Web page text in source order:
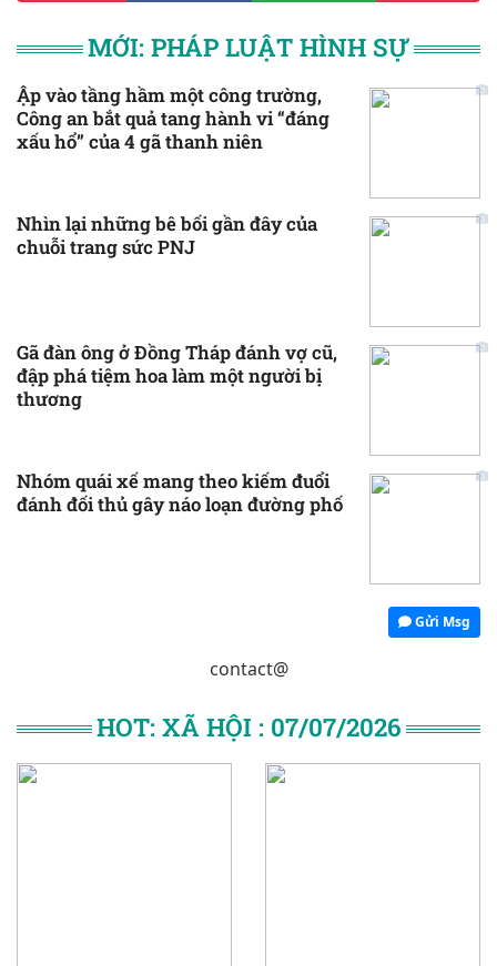
MỚI: PHÁP LUẬT HÌNH SỰ
Ập vào tầng hầm một công trường,
Công an bắt quả tang hành vi “đáng
xấu hổ” của 4 gã thanh niên
Nhìn lại những bê bối gần đây của
chuỗi trang sức PNJ
Gã đàn ông ở Đồng Tháp đánh vợ cũ,
đập phá tiệm hoa làm một người bị
thương
Nhóm quái xế mang theo kiếm đuổi
đánh đối thủ gây náo loạn đường phố
Gửi Msg
contact@
HOT: XÃ HỘI : 07/07/2026